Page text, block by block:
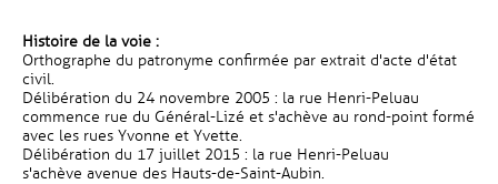
Histoire de la voie :
Orthographe du patronyme confirmée par extrait d'acte d'état
civil.
Délibération du 24 novembre 2005 : la rue Henri-Peluau
commence rue du Général-Lizé et s'achève au rond-point formé
avec les rues Yvonne et Yvette.
Délibération du 17 juillet 2015 : la rue Henri-Peluau
s'achève avenue des Hauts-de-Saint-Aubin.